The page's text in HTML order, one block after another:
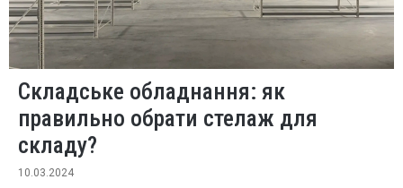
Складське обладнання: як
правильно обрати стелаж для
складу?
10.03.2024